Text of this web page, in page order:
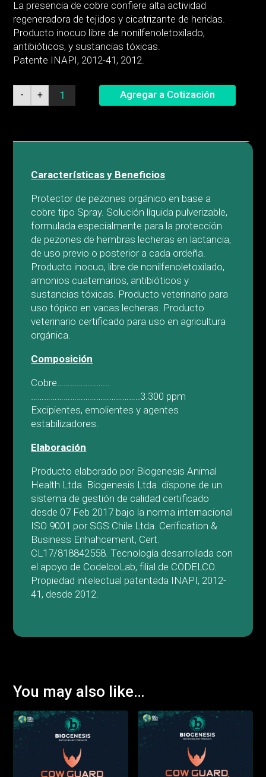
La presencia de cobre confiere alta actividad
regeneradora de tejidos y cicatrizante de heridas.
Producto inocuo libre de nonilfenoletoxilado,
antibióticos, y sustancias tóxicas.
Patente INAPI, 2012-41, 2012.
-
Cow
Guard®
Spray
+ Agregar a Cotización
Características y Beneficios
Protector de pezones orgánico en base a
cobre tipo Spray. Solución líquida pulverizable,
formulada especialmente para la protección
de pezones de hembras lecheras en lactancia,
de uso previo o posterior a cada ordeña.
Producto inocuo, libre de nonilfenoletoxilado,
amonios cuaternarios, antibióticos y
sustancias tóxicas. Producto veterinario para
uso tópico en vacas lecheras. Producto
veterinario certificado para uso en agricultura
orgánica.
Composición
Cobre…………………...
…………………………………………..3.300 ppm
Excipientes, emolientes y agentes
estabilizadores.
Elaboración
Producto elaborado por Biogenesis Animal
Health Ltda. Biogenesis Ltda. dispone de un
sistema de gestión de calidad certificado
desde 07 Feb 2017 bajo la norma internacional
ISO 9001 por SGS Chile Ltda. Cerification &
Business Enhahcement, Cert.
CL17/818842558. Tecnología desarrollada con
el apoyo de CodelcoLab, filial de CODELCO.
Propiedad intelectual patentada INAPI, 2012-
41, desde 2012.
You may also like…